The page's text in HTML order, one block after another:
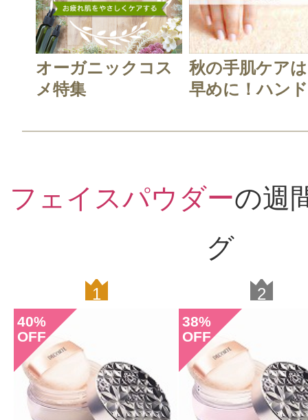
オーガニックコス
メ特集
秋の手肌ケア
早めに！ハン
フェイスパウダーの週
グ
1
40%
OFF
2
38%
OFF